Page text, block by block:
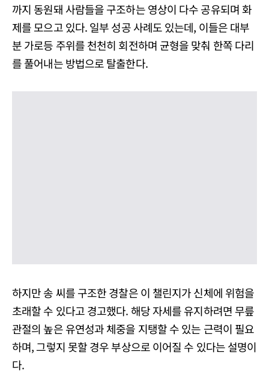
까지 동원돼 사람들을 구조하는 영상이 다수 공유되며 화
제를 모으고 있다. 일부 성공 사례도 있는데, 이들은 대부
분 가로등 주위를 천천히 회전하며 균형을 맞춰 한쪽 다리
를 풀어내는 방법으로 탈출한다.
하지만 송 씨를 구조한 경찰은 이 챌린지가 신체에 위험을
초래할 수 있다고 경고했다. 해당 자세를 유지하려면 무릎
관절의 높은 유연성과 체중을 지탱할 수 있는 근력이 필요
하며, 그렇지 못할 경우 부상으로 이어질 수 있다는 설명이
다.